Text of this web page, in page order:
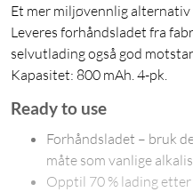
Et mer miljøvennlig
Leveres forhåndsladet fra
selvutlading også god
Kapasitet: 800 mAh. 4-pk.
Ready to use
Forhåndsladet – bruk
måte som vanlige
Opptil 70 % lading